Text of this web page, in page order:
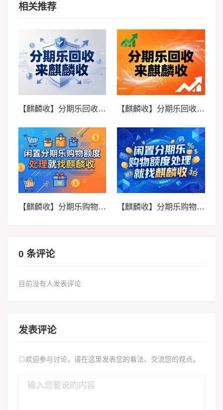
相关推荐
【麒麟收】分期乐回收：应急周转的实用小技巧 【麒麟收】分期乐回收：闲置额度的科学盘活方法
【麒麟收】分期乐购物额度回收：合理规划信用资产的正确方式 【麒麟收】分期乐购物额度回收：闲置额度变现金的实用方法
0 条评论
目前没有人发表评论
发表评论
◎欢迎参与讨论，请在这里发表您的看法、交流您的观点。